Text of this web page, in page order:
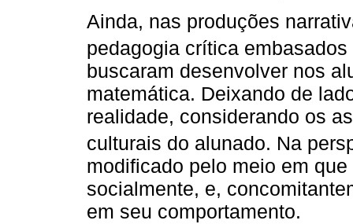
Ainda, nas produções
pedagogia crítica
buscaram desenvolver nos
matemática. Deixando de
realidade, considerando os
culturais do alunado. Na
modificado pelo meio em
socialmente, e,
em seu comportamento.